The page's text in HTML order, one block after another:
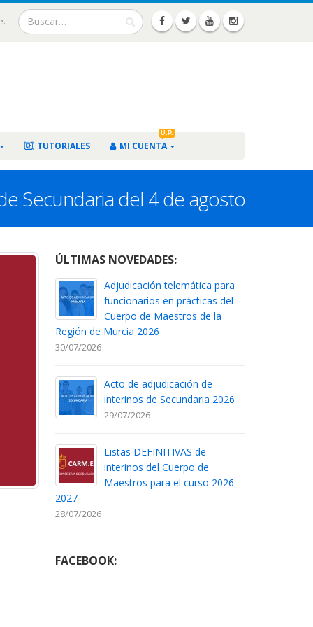
TUTORIALES MI CUENTA
U.P.
Secundaria del 4 de agosto
ÚLTIMAS NOVEDADES:
Adjudicación telemática para
funcionarios en prácticas del
Cuerpo de Maestros de la
Región de Murcia 2026
30/07/2026
Acto de adjudicación de
interinos de Secundaria 2026
29/07/2026
Listas DEFINITIVAS de
interinos del Cuerpo de
Maestros para el curso 2026-
2027
28/07/2026
FACEBOOK: